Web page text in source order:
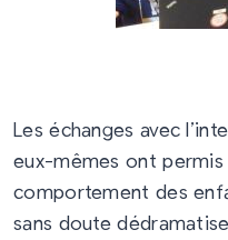
Les échanges avec
eux-mêmes ont
comportement des
sans doute